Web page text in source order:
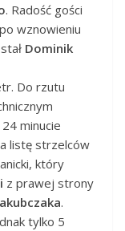
. Radość gości
wznowieniu
Dominik
Do rzutu
minucie
listę strzelców
który
z prawej strony
.
tylko 5